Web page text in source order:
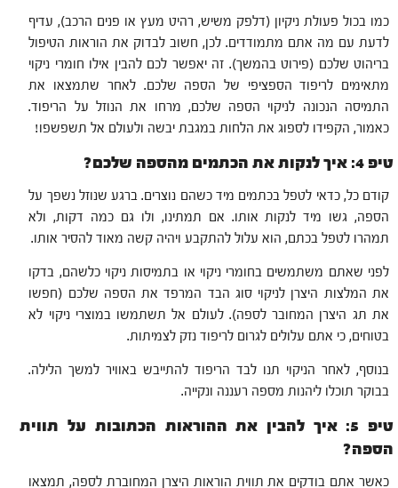
כמו בכול פעולת ניקיון (דלפק משיש, רהיט מעץ או פנים הרכב), עדיף
לדעת עם מה אתם מתמודדים. לכן, חשוב לבדוק את הוראות הטיפול
בריהוט שלכם (פירוט בהמשך). זה יאפשר לכם להבין אילו חומרי ניקוי
מתאימים לריפוד הספציפי של הספה שלכם. לאחר שתמצאו את
התמיסה הנכונה לניקוי הספה שלכם, מרחו את הנוזל על הריפוד.
כאמור, הקפידו לספוג את הלחות במגבת יבשה ולעולם אל תשפשפו!
טיפ 4: איך לנקות את הכתמים מהספה שלכם?
קודם כל, כדאי לטפל בכתמים מיד כשהם נוצרים. ברגע שנוזל נשפך על
הספה, גשו מיד לנקות אותו. אם תמתינו, ולו גם כמה דקות, ולא
תמהרו לטפל בכתם, הוא עלול להתקבע ויהיה קשה מאוד להסיר אותו.
לפני שאתם משתמשים בחומרי ניקוי או בתמיסות ניקוי כלשהם, בדקו
את המלצות היצרן לניקוי סוג הבד המרפד את הספה שלכם (חפשו
את תג היצרן המחובר לספה). לעולם אל תשתמשו במוצרי ניקוי לא
בטוחים, כי אתם עלולים לגרום לריפוד נזק לצמיתות.
בנוסף, לאחר הניקוי תנו לבד הריפוד להתייבש באוויר למשך הלילה.
בבוקר תוכלו ליהנות מספה רעננה ונקייה.
טיפ 5: איך להבין את ההוראות הכתובות על תווית
הספה?
כאשר אתם בודקים את תווית הוראות היצרן המחוברת לספה, תמצאו